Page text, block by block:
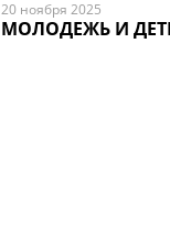
20 ноября 2025
МОЛОДЕЖЬ И